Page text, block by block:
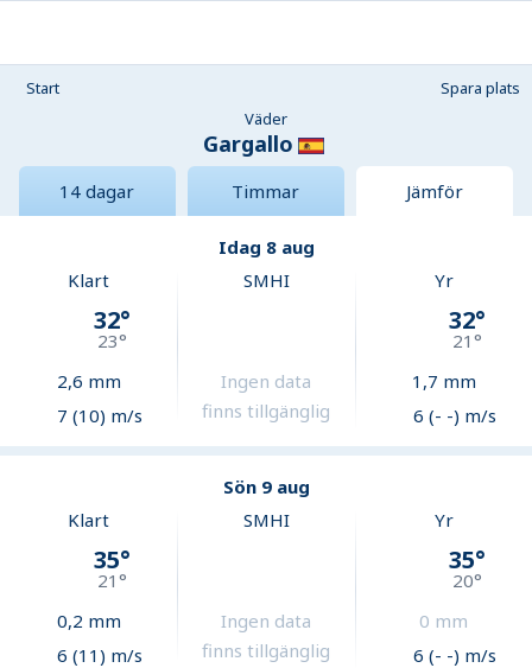
Start
Spara plats
Väder
Gargallo
14 dagar Timmar Jämför
Idag 8 aug
Klart
32°
23°
2,6 mm
7 (10) m/s
SMHI
Ingen data
finns tillgänglig
Yr
32°
21°
1,7 mm
6 (- -) m/s
Sön 9 aug
Klart
35°
21°
0,2 mm
6 (11) m/s
SMHI
Ingen data
finns tillgänglig
Yr
35°
20°
0 mm
6 (- -) m/s